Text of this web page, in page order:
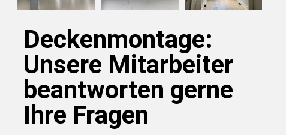
Deckenmontage:
Unsere Mitarbeiter
beantworten gerne
Ihre Fragen